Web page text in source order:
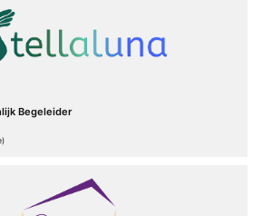
Begeleider